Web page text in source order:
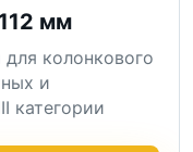
мм
колонкового
и
категории